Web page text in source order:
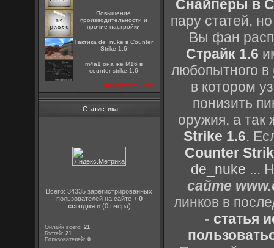
Повышение
производительности и
прочие настройки
Тактика de_nuke в Counter
Strike 1.6
m4a1 она же M16 в
counter strike 1.6
посмотреть все
Статистика
Всего: 34335 зарегистрированных
пользователей на сайте + 0
сегодняи (0 вчера)
Онлайн всего:21
Гостей:21
Пользователей:0
Снайперы в
пару статей,
Вы фан
Страйк 1.6
любопытного в
в котором
понизить
оружия, а так
Strike 1.6.
Counter
de_nuke ...
сайте
линков в
- статья